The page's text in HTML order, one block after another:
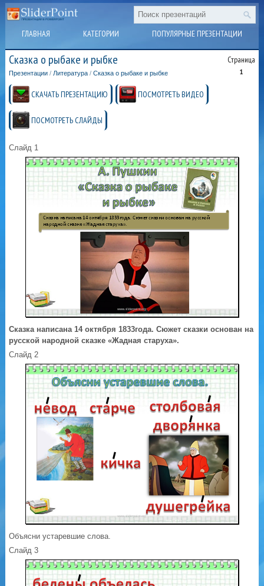
ГЛАВНАЯ КАТЕГОРИИ ПОПУЛЯРНЫЕ ПРЕЗЕНТАЦИИ
Сказка о рыбаке и рыбке Страница
1
Презентации /Литература /Сказка о рыбаке и рыбке
СКАЧАТЬ ПРЕЗЕНТАЦИЮ ПОСМОТРЕТЬ ВИДЕО
ПОСМОТРЕТЬ СЛАЙДЫ
Слайд 1
Сказка написана 14 октября 1833года. Сюжет сказки основан на
русской народной сказке «Жадная старуха».
Слайд 2
Объясни устаревшие слова.
Слайд 3